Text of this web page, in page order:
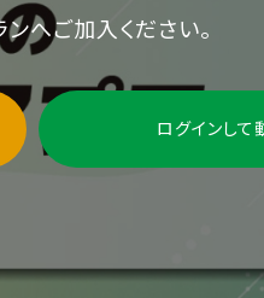
へご加入ください。
ログインして